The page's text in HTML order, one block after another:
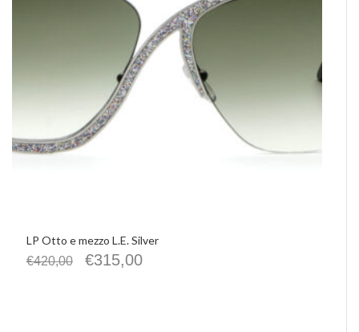
LP Otto e mezzo L.E. Silver
€420,00 €315,00